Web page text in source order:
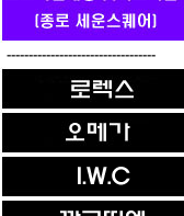
----------------------------------